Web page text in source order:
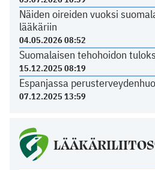
Näiden oireiden vuoksi
lääkäriin
04.05.2026 08:52
Suomalaisen tehohoidon
15.12.2025 08:19
Espanjassa
07.12.2025 13:59